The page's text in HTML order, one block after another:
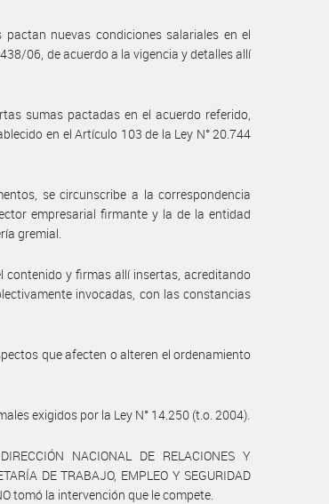
nuevas condiciones salariales en el
06, de acuerdo a la vigencia y detalles allí
sumas pactadas en el acuerdo referido,
en el Artículo 103 de la Ley N° 20.744
se circunscribe a la correspondencia
empresarial firmante y la de la entidad
gremial.
contenido y firmas allí insertas, acreditando
invocadas, con las constancias
que afecten o alteren el ordenamiento
exigidos por la Ley N° 14.250 (t.o. 2004).
NACIONAL DE RELACIONES Y
DE TRABAJO, EMPLEO Y SEGURIDAD
tomó la intervención que le compete.